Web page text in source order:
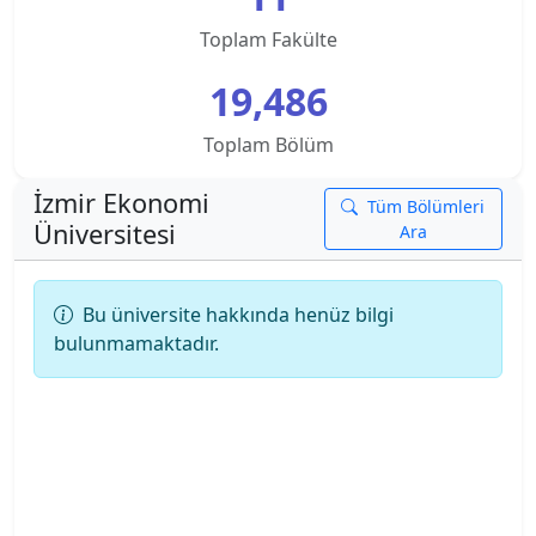
Ankara Üniversitesi
Ankara Yıldırım Beyazıt Üniversitesi
Antalya Bilim Üniversitesi
Ardahan Üniversitesi
Arkın Yaratıcı Sanatlar ve Tasarım Üniversitesi
Toplam Fakülte
19,486
Toplam Bölüm
İzmir Ekonomi
Üniversitesi
Tüm Bölümleri
Ara
Bu üniversite hakkında henüz bilgi
bulunmamaktadır.